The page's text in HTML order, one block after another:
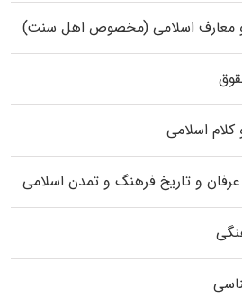
و معارف اسلامی (مخصوص اهل سنت)
اسلامی
و تاریخ فرهنگ و تمدن اسلامی